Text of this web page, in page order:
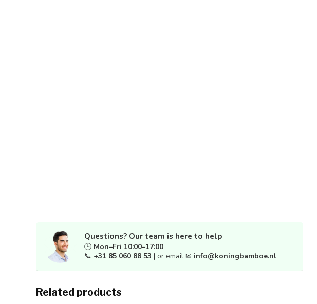
Questions? Our team is here to help
🕒 Mon–Fri 10:00–17:00
📞 +31 85 060 88 53 | or email ✉ info@koningbamboe.nl
Related products